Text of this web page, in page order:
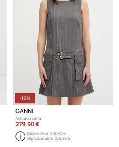
-15%
GANNI
Aktuálna cena:
279,90 €
Bežná cena:519,90 €
Najnižšia cena:329,90 €